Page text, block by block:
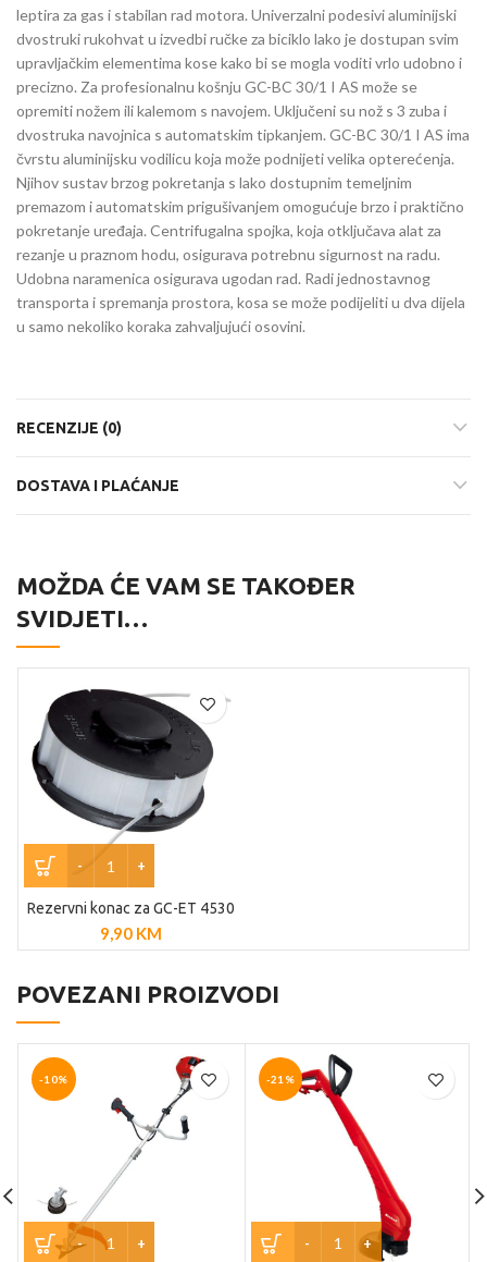
leptira za gas i stabilan rad motora. Univerzalni podesivi aluminijski
dvostruki rukohvat u izvedbi ručke za biciklo lako je dostupan svim
upravljačkim elementima kose kako bi se mogla voditi vrlo udobno i
precizno. Za profesionalnu košnju GC-BC 30/1 I AS može se
opremiti nožem ili kalemom s navojem. Uključeni su nož s 3 zuba i
dvostruka navojnica s automatskim tipkanjem. GC-BC 30/1 I AS ima
čvrstu aluminijsku vodilicu koja može podnijeti velika opterećenja.
Njihov sustav brzog pokretanja s lako dostupnim temeljnim
premazom i automatskim prigušivanjem omogućuje brzo i praktično
pokretanje uređaja. Centrifugalna spojka, koja otključava alat za
rezanje u praznom hodu, osigurava potrebnu sigurnost na radu.
Udobna naramenica osigurava ugodan rad. Radi jednostavnog
transporta i spremanja prostora, kosa se može podijeliti u dva dijela
u samo nekoliko koraka zahvaljujući osovini.
RECENZIJE (0)
DOSTAVA I PLAĆANJE
MOŽDA ĆE VAM SE TAKOĐER
SVIDJETI…
Rezervni konac za GC-ET 4530
9,90 KM
POVEZANI PROIZVODI
-10% -21%